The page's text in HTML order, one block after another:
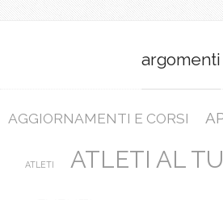
argomenti
AGGIORNAMENTI E CORSI
ATLETI ATLETI AL